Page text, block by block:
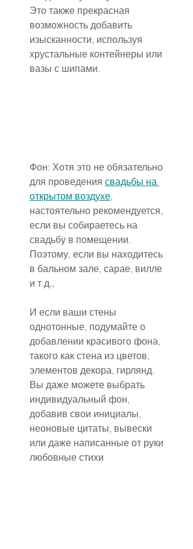
Это также прекрасная
возможность добавить
изысканности, используя
хрустальные контейнеры или
вазы с шипами.
Фон: Хотя это не обязательно
для проведения свадьбы на
открытом воздухе,
настоятельно рекомендуется,
если вы собираетесь на
свадьбу в помещении.
Поэтому, если вы находитесь
в бальном зале, сарае, вилле
и т.д.,
И если ваши стены
однотонные, подумайте о
добавлении красивого фона,
такого как стена из цветов,
элементов декора, гирлянд.
Вы даже можете выбрать
индивидуальный фон,
добавив свои инициалы,
неоновые цитаты, вывески
или даже написанные от руки
любовные стихи